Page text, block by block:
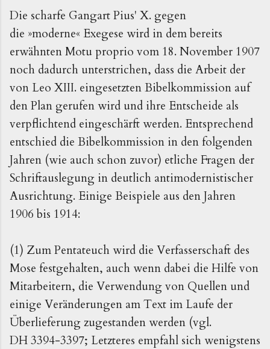
Die scharfe Gangart Pius' X. gegen
die »moderne« Exegese wird in dem bereits
erwähnten Motu proprio vom 18. November 1907
noch dadurch unterstrichen, dass die Arbeit der
von Leo XIII. eingesetzten Bibelkommission auf
den Plan gerufen wird und ihre Entscheide als
verpflichtend eingeschärft werden. Entsprechend
entschied die Bibelkommission in den folgenden
Jahren (wie auch schon zuvor) etliche Fragen der
Schriftauslegung in deutlich antimodernistischer
Ausrichtung. Einige Beispiele aus den Jahren
1906 bis 1914:
(1) Zum Pentateuch wird die Verfasserschaft des
Mose festgehalten, auch wenn dabei die Hilfe von
Mitarbeitern, die Verwendung von Quellen und
einige Veränderungen am Text im Laufe der
Überlieferung zugestanden werden (vgl.
DH 3394-3397; Letzteres empfahl sich wenigstens